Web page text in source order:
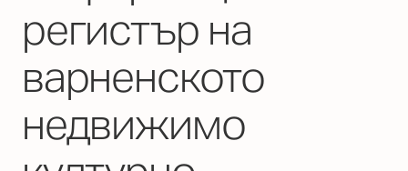
регистър на
варненското
недвижимо